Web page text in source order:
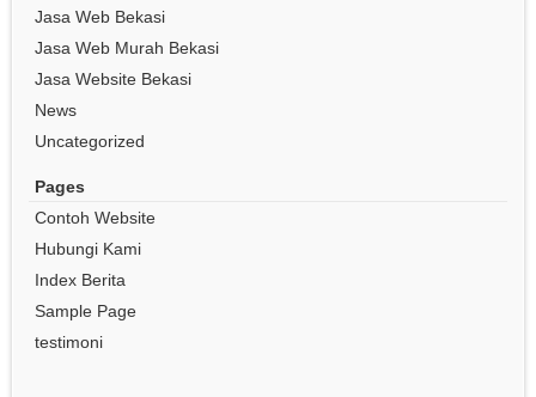
Jasa Web Bekasi
Jasa Web Murah Bekasi
Jasa Website Bekasi
News
Uncategorized
Pages
Contoh Website
Hubungi Kami
Index Berita
Sample Page
testimoni